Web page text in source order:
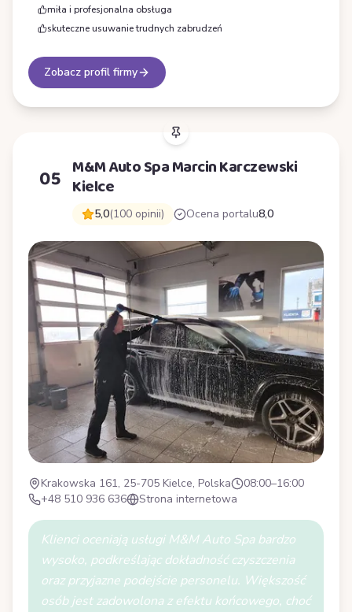
miła i profesjonalna obsługa
skuteczne usuwanie trudnych zabrudzeń
Zobacz profil firmy
05 M&M Auto Spa Marcin Karczewski
Kielce
5,0(100 opinii) Ocena portalu8,0
Krakowska 161, 25-705 Kielce, Polska
08:00–16:00
+48 510 936 636
Strona internetowa
Klienci oceniają usługi M&M Auto Spa bardzo
wysoko, podkreślając dokładność czyszczenia
oraz przyjazne podejście personelu. Większość
osób jest zadowolona z efektu końcowego, choć